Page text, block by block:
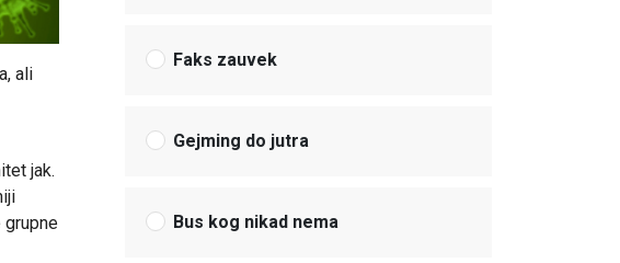
ali
jak.
grupne
Faks zauvek
Gejming do jutra
Bus kog nikad nema